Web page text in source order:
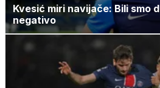
Kvesić miri navijače: Bili smo
negativo